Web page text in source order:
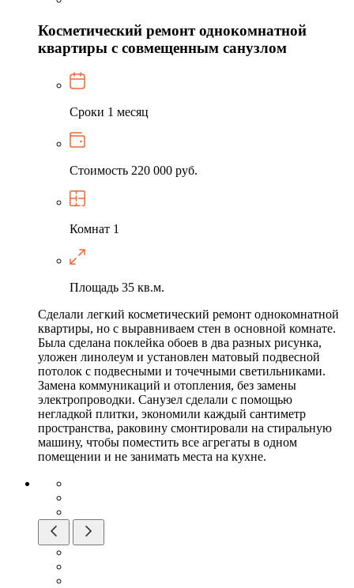
Косметический ремонт однокомнатной
квартиры с совмещенным санузлом
Сроки 1 месяц
Стоимость 220 000 руб.
Комнат 1
Площадь 35 кв.м.
Сделали легкий косметический ремонт однокомнатной
квартиры, но с выравниваем стен в основной комнате.
Была сделана поклейка обоев в два разных рисунка,
уложен линолеум и установлен матовый подвесной
потолок с подвесными и точечными светильниками.
Замена коммуникаций и отопления, без замены
электропроводки. Санузел сделали с помощью
негладкой плитки, экономили каждый сантиметр
пространства, раковину смонтировали на стиральную
машину, чтобы поместить все агрегаты в одном
помещении и не занимать места на кухне.